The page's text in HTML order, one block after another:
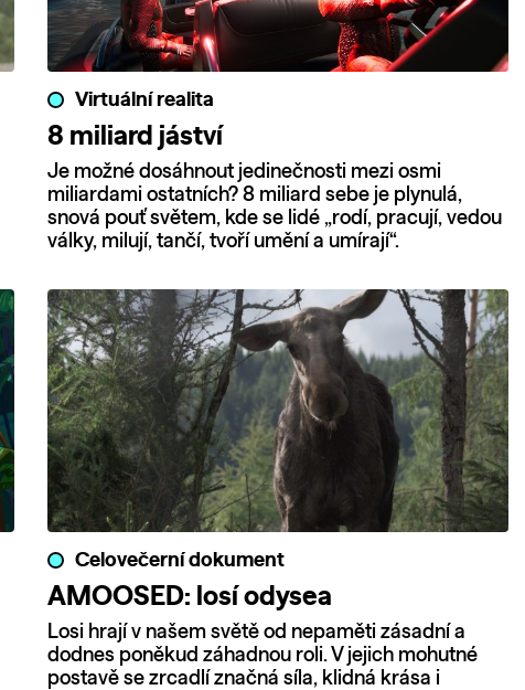
Virtuální realita
8 miliard jáství
Je možné dosáhnout jedinečnosti mezi osmi
miliardami ostatních? 8 miliard sebe je plynulá,
snová pouť světem, kde se lidé „rodí, pracují, vedou
války, milují, tančí, tvoří umění a umírají“.
Celovečerní dokument
AMOOSED: losí odysea
Losi hrají v našem světě od nepaměti zásadní a
dodnes poněkud záhadnou roli. V jejich mohutné
postavě se zrcadlí značná síla, klidná krása i